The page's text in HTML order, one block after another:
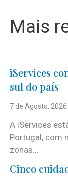
Mais
iServices
sul do país
7 de Agosto, 2026
A iServices
Portugal, com
zonas...
Cinco